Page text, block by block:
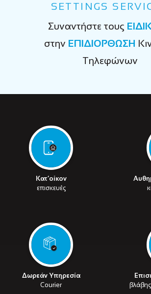
SETTINGS
Συναντήστε τους
στην ΕΠΙΔΙΟΡΘΩΣΗ
Τηλεφώνων
Κατ’οίκον
επισκευές
Δωρεάν Υπηρεσία
Courier